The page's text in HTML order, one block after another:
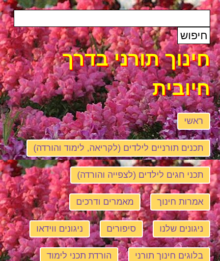
חינוך תורני בדרך
חיובית
ראשי
תכנים תורניים לילדים (לקריאה, לימוד והורדה)
תכני חגים לילדים (לצפייה והורדה)
אמרות חינוך מאמרים ודרכים
ניגונים שלנו סיפורים ניגונים ווידאו
בלוגים חינוך תורני הורדת תכני לימוד